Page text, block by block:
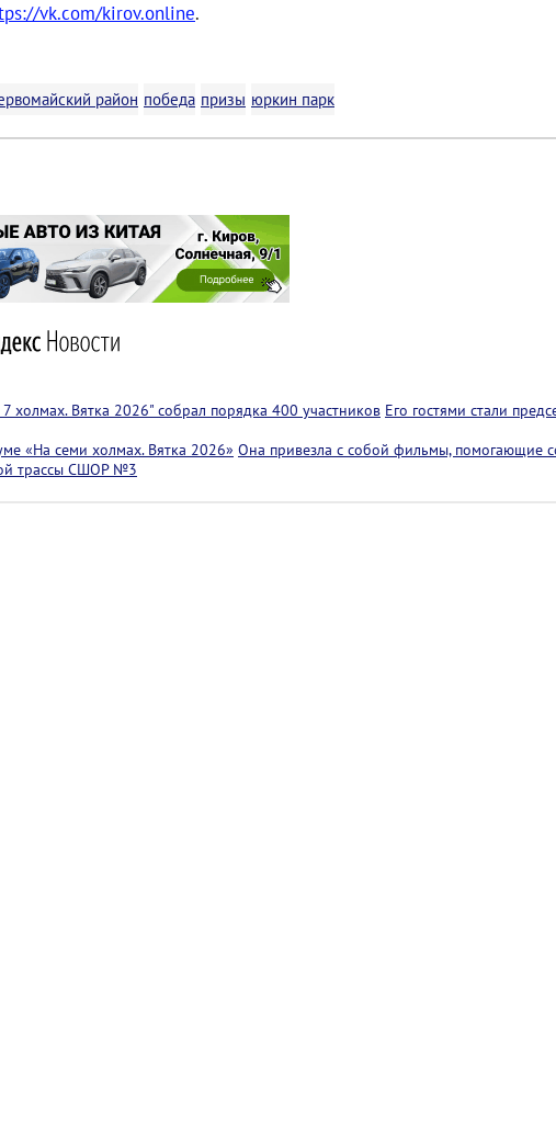
vk.com/kirov.online.
район победа призы юркин парк
Вятка 2026" собрал порядка 400 участников Его гостями стали
«На семи холмах. Вятка 2026» Она привезла с собой фильмы, помогающие
трассы СШОР №3